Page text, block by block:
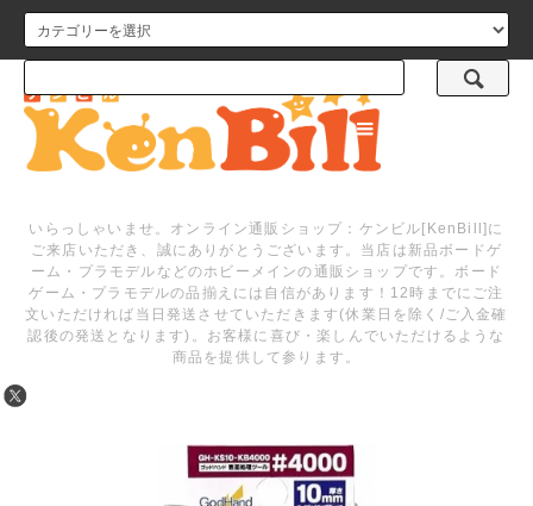
メニュー
いらっしゃいませ。オンライン通販ショップ：ケンビル[KenBill]に
ご来店いただき、誠にありがとうございます。当店は新品ボードゲ
ーム・プラモデルなどのホビーメインの通販ショップです。ボード
ゲーム・プラモデルの品揃えには自信があります！12時までにご注
文いただければ当日発送させていただきます(休業日を除く/ご入金確
認後の発送となります)。お客様に喜び・楽しんでいただけるような
商品を提供して参ります。